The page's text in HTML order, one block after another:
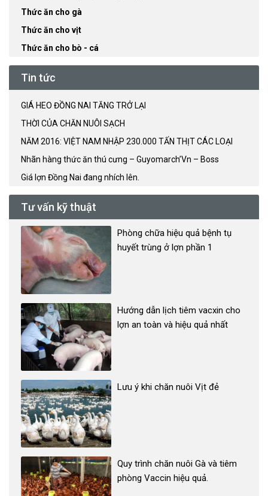
Thức ăn cho gà
Thức ăn cho vịt
Thức ăn cho bò - cá
Tin tức
GIÁ HEO ĐỒNG NAI TĂNG TRỞ LẠI
THỜI CỦA CHĂN NUÔI SẠCH
NĂM 2016: VIỆT NAM NHẬP 230.000 TẤN THỊT CÁC LOẠI
Nhãn hàng thức ăn thú cưng – Guyomarch’Vn – Boss
Giá lợn Đồng Nai đang nhích lên.
Tư vấn kỹ thuật
Phòng chữa hiệu quả bệnh tụ
huyết trùng ở lợn phần 1
Hướng dẫn lịch tiêm vacxin cho
lợn an toàn và hiệu quả nhất
Lưu ý khi chăn nuôi Vịt đẻ
Quy trình chăn nuôi Gà và tiêm
phòng Vaccin hiệu quả.